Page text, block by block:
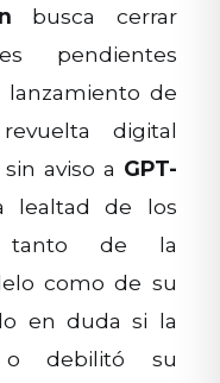
busca cerrar
pendientes
lanzamiento de
digital
aviso a GPT-
lealtad de los
tanto de la
como de su
en duda si la
o debilitó su